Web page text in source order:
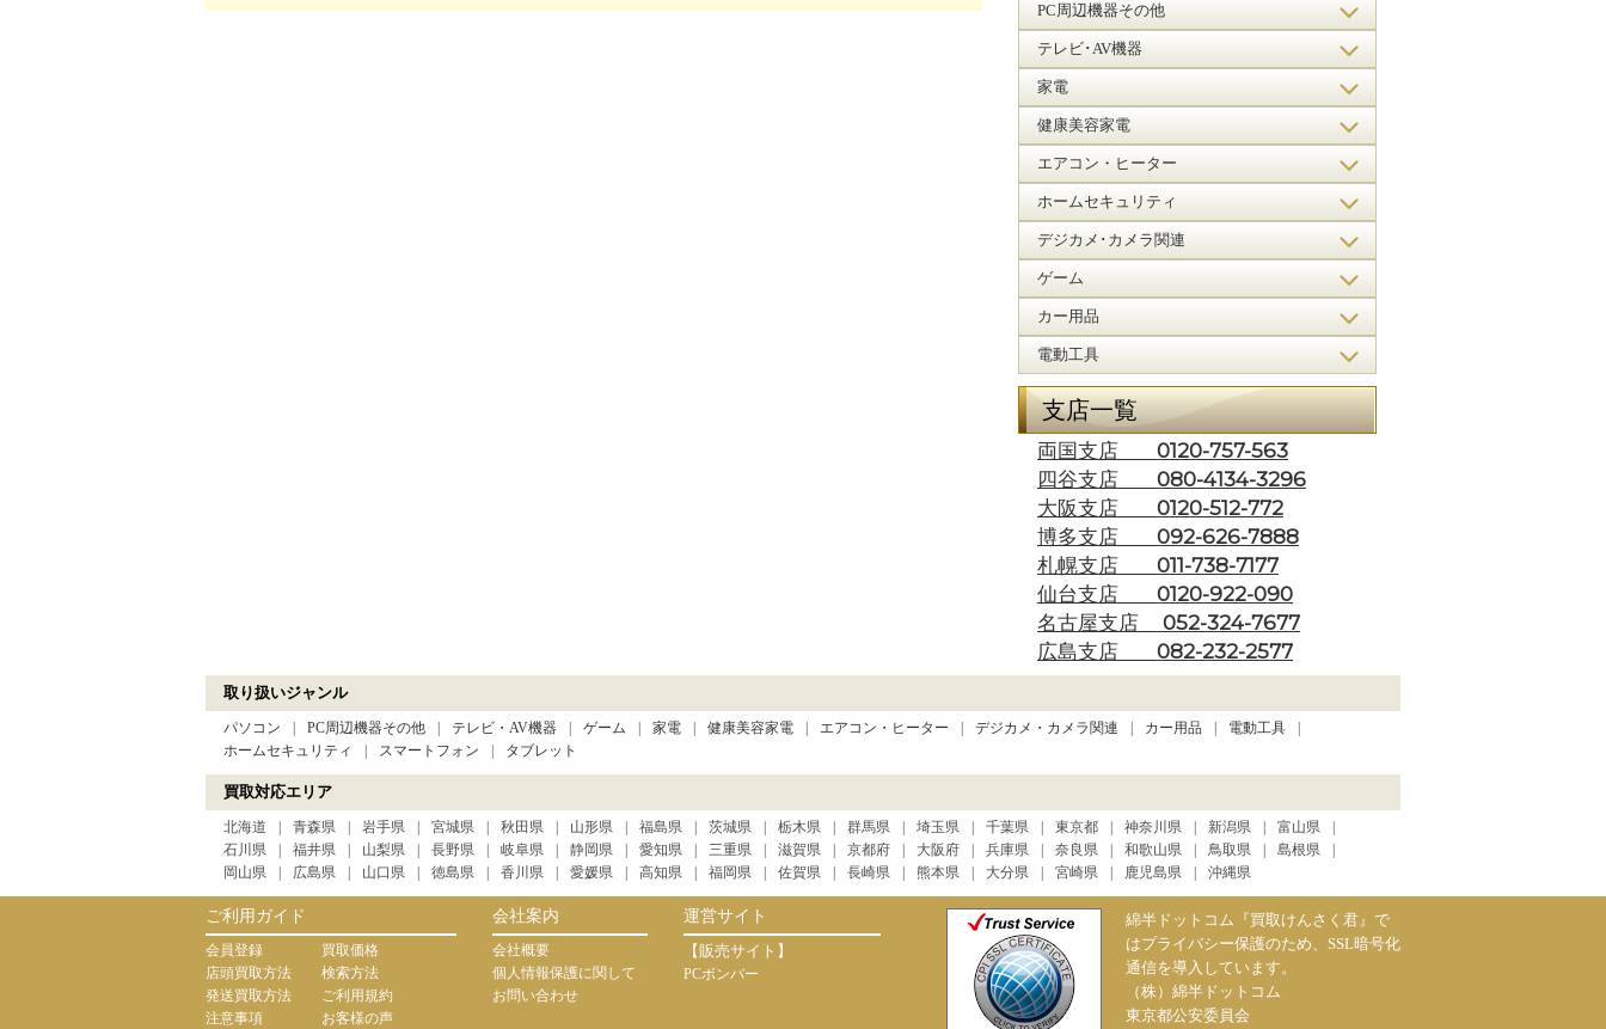
PC周辺機器その他
テレビ･AV機器
家電
健康美容家電
エアコン・ヒーター
ホームセキュリティ
デジカメ･カメラ関連
ゲーム
カー用品
電動工具
支店一覧
両国支店 0120-757-563
四谷支店 080-4134-3296
大阪支店 0120-512-772
博多支店 092-626-7888
札幌支店 011-738-7177
仙台支店 0120-922-090
名古屋支店 052-324-7677
広島支店 082-232-2577
取り扱いジャンル
パソコン PC周辺機器その他 テレビ・AV機器 ゲーム 家電 健康美容家電 エアコン・ヒーター デジカメ・カメラ関連 カー用品
電動工具
ホームセキュリティ
スマートフォン タブレット
買取対応エリア
北海道 青森県 岩手県 宮城県 秋田県 山形県 福島県 茨城県 栃木県 群馬県 埼玉県 千葉県 東京都 神奈川県 新潟県
富山県
石川県
福井県 山梨県 長野県 岐阜県 静岡県 愛知県 三重県 滋賀県 京都府 大阪府 兵庫県 奈良県 和歌山県 鳥取県
島根県
岡山県
広島県 山口県 徳島県 香川県 愛媛県 高知県 福岡県 佐賀県 長崎県 熊本県 大分県 宮崎県 鹿児島県 沖縄県
ご利用ガイド
会員登録
店頭買取方法
発送買取方法
注意事項
買取価格
検索方法
ご利用規約
お客様の声
会社案内
会社概要
個人情報保護に関して
お問い合わせ
運営サイト
【販売サイト】
PCボンバー
綿半ドットコム『買取けんさく君』で
はプライバシー保護のため、SSL暗号化
通信を導入しています。
（株）綿半ドットコム
東京都公安委員会